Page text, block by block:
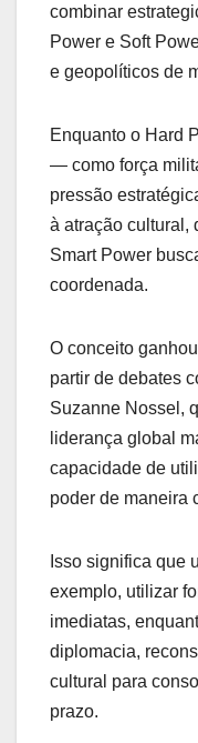
combinar
Power e Soft
e geopolíticos de
Enquanto o Hard
— como força
pressão
à atração cultural,
Smart Power
coordenada.
O conceito
partir de debates
Suzanne Nossel,
liderança global
capacidade de
poder de maneira
Isso significa que
exemplo, utilizar
imediatas,
diplomacia,
cultural para
prazo.